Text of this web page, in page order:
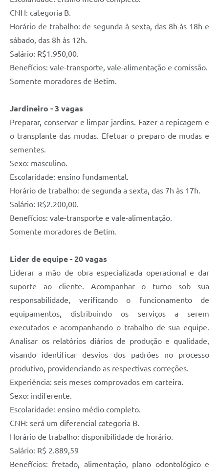
CNH: categoria B.
Horário de trabalho: de segunda à sexta, das 8h às 18h e
sábado, das 8h às 12h.
Salário: R$1.950,00.
Benefícios: vale-transporte, vale-alimentação e comissão.
Somente moradores de Betim.
Jardineiro - 3 vagas
Preparar, conservar e limpar jardins. Fazer a repicagem e
o transplante das mudas. Efetuar o preparo de mudas e
sementes.
Sexo: masculino.
Escolaridade: ensino fundamental.
Horário de trabalho: de segunda a sexta, das 7h às 17h.
Salário: R$2.200,00.
Benefícios: vale-transporte e vale-alimentação.
Somente moradores de Betim.
Líder de equipe - 20 vagas
Liderar a mão de obra especializada operacional e dar
suporte ao cliente. Acompanhar o turno sob sua
responsabilidade, verificando o funcionamento de
equipamentos, distribuindo os serviços a serem
executados e acompanhando o trabalho de sua equipe.
Analisar os relatórios diários de produção e qualidade,
visando identificar desvios dos padrões no processo
produtivo, providenciando as respectivas correções.
Experiência: seis meses comprovados em carteira.
Sexo: indiferente.
Escolaridade: ensino médio completo.
CNH: será um diferencial categoria B.
Horário de trabalho: disponibilidade de horário.
Salário: R$ 2.889,59
Benefícios: fretado, alimentação, plano odontológico e